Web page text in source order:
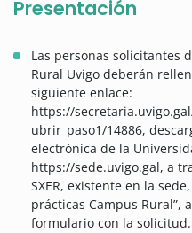
Presentación
Las personas solicitantes
Rural Uvigo deberán
siguiente enlace:
https://
ubrir_paso1/14886,
electrónica de la
https://sede.uvigo.gal, a
SXER, existente en la
prácticas Campus Rural”,
formulario con la solicitud.